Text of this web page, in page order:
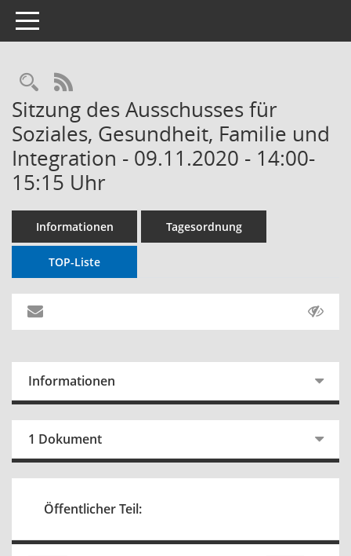
Toggle navigation
RSS-Feed
Sitzung des Ausschusses für
Soziales, Gesundheit, Familie und
Integration - 09.11.2020 - 14:00-
15:15 Uhr
Informationen Tagesordnung
TOP-Liste
Informationen
1 Dokument
Öffentlicher Teil: